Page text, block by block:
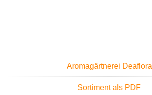
Aromagärtnerei Deaflora
Sortiment als PDF